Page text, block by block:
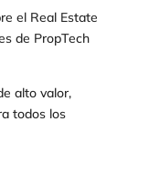
el Real Estate
de PropTech
alto valor,
todos los